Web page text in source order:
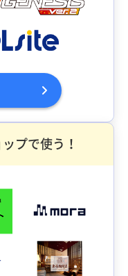
プで使う！